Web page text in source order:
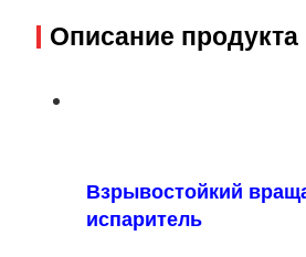
Описание продукта
Взрывостойкий
испаритель